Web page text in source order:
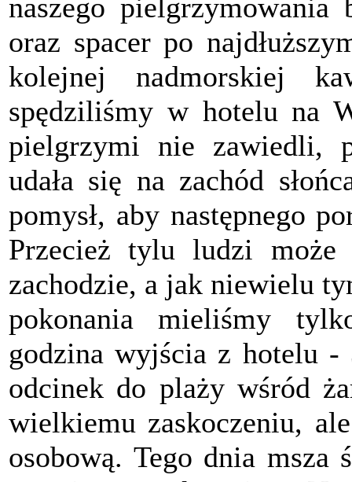
naszego
oraz spacer po
kolejnej nadmorskiej
spędziliśmy w hotelu na
pielgrzymi nie zawiedli,
udała się na zachód
pomysł, aby następnego
Przecież tylu ludzi
zachodzie, a jak niewielu
pokonania mieliśmy
godzina wyjścia z hotelu
odcinek do plaży wśród
wielkiemu zaskoczeniu,
osobową. Tego dnia msza